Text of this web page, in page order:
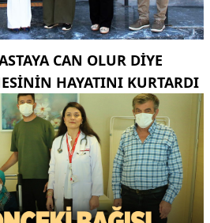
CAN OLUR DIYE
HAYATINI KURTARDI